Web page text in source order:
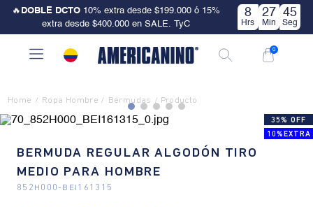
🔥 DOBLE DCTO 10% extra desde $199.000 ó 15%
extra desde $400.000 en SALE. TyC
8
Hrs
27
Min
45
Seg
0
Ropa Hombre Bermudas
35% OFF
10%EXTRA
BERMUDA REGULAR ALGODÓN TIRO
MEDIO PARA HOMBRE
852H000- BEI161315